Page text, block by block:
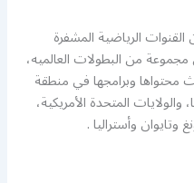
الرياضية المشفرة
مجموعة من البطولات العالميه،
محتواها وبرامجها في منطقة
المتحدة الأمريكية،
وتايوان وأستراليا .